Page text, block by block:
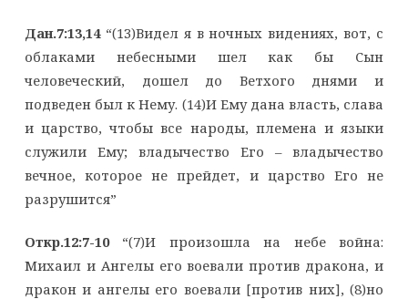
Дан.7:13,14“(13)Видел я в ночных видениях, вот, с
облаками небесными шел как бы Сын
человеческий, дошел до Ветхого днями и
подведен был к Нему. (14)И Ему дана власть, слава
и царство, чтобы все народы, племена и языки
служили Ему; владычество Его – владычество
вечное, которое не прейдет, и царство Его не
разрушится”
Откр.12:7-10“(7)И произошла на небе война:
Михаил и Ангелы его воевали против дракона, и
дракон и ангелы его воевали [против них], (8)но